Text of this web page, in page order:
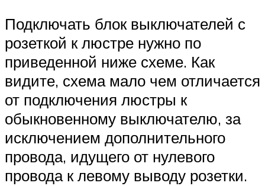
Подключать блок выключателей с
розеткой к люстре нужно по
приведенной ниже схеме. Как
видите, схема мало чем отличается
от подключения люстры к
обыкновенному выключателю, за
исключением дополнительного
провода, идущего от нулевого
провода к левому выводу розетки.